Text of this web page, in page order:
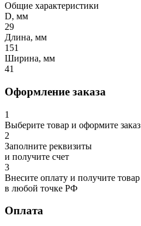
Общие характеристики
D, мм
29
Длина, мм
151
Ширина, мм
41
Оформление заказа
1
Выберите товар и оформите заказ
2
Заполните реквизиты
и получите счет
3
Внесите оплату и получите товар
в любой точке РФ
Оплата